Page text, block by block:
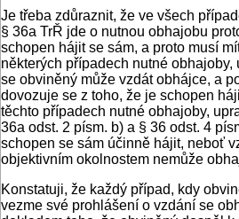
Je třeba zdůraznit, že ve všech
§ 36a TrŘ jde o nutnou obhajobu
schopen hájit se sám, a proto musí
některých případech nutné obhajoby,
se obviněný může vzdát obhájce, a
dovozuje se z toho, že je schopen
těchto případech nutné obhajoby,
36a odst. 2 písm. b) a § 36 odst. 4
schopen se sám účinně hájit, neboť
objektivním okolnostem nemůže
Konstatuji, že každý případ, kdy
vezme své prohlášení o vzdání se